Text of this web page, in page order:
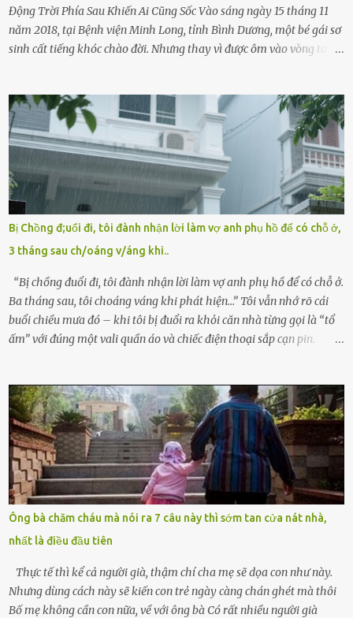
Động Trời Phía Sau Khiến Ai Cũng Sốc Vào sáng ngày 15 tháng 11
năm 2018, tại Bệnh viện Minh Long, tỉnh Bình Dương, một bé gái sơ
sinh cất tiếng khóc chào đời. Nhưng thay vì được ôm vào vòng tay
hảo, địa vị cao sang của ông Trần Quốc Tùng xem như điềm gở. Ông
Tùng, một doanh nhân quyền lực có tiếng ở Bình Dương, cùng vợ là
bà Đỗ Thị Nga, lập tức ra quyết định nhẫn tâm: bỏ lại đứa trẻ. Họ
viện cớ “không đủ khả năng nuôi dưỡng” và ký vào giấy từ chối
quyền giám hộ, yêu cầu bệnh viện xử lý bé như một trường hợp bị
bỏ rơi. Trong khi ấy, con gái ruột của họ – Trần Lệ Mi – vẫn đang
mê man sau sinh, hoàn toàn không hay biết chuyện gì xảy ra.
Thiếu úy Nguyễn Thị Mai, một nữ cảnh sát công tác tại địa phương,
tình cờ chứng kiến giây phút bé bị đưa đi trong lặng lẽ. Nét mặt đỏ
hỏn, bàn tay bé xíu co quắp, ...
Bị Chồng đ;uổi đi, tôi đành nhận lời làm vợ anh phụ hồ để có chỗ ở,
3 tháng sau ch/oáng v/áng khi..
“Bị chồng đuổi đi, tôi đành nhận lời làm vợ anh phụ hồ để có chỗ ở.
Ba tháng sau, tôi choáng váng khi phát hiện…” Tôi vẫn nhớ rõ cái
buổi chiều mưa đó – khi tôi bị đuổi ra khỏi căn nhà từng gọi là “tổ
ấm” với đúng một vali quần áo và chiếc điện thoại sắp cạn pin.
cưới cô để có con. Không phải để nuôi một cái thân bất tài chỉ biết
khóc lóc,” anh ta gằn giọng, đẩy mạnh cánh cửa trước mặt tôi.
Tiếng cánh cửa đóng lại, vang lên như một bản án lạnh lùng. Tôi
đứng chết lặng giữa cơn mưa, không biết đi đâu, về đâu. Bố mẹ tôi
mất sớm. Tôi chẳng có anh chị em. Họ hàng cũng thưa thớt, chẳng
ai thân thiết đến mức có thể mở lòng cho tôi tá túc. Bạn bè? Ai cũng
bận rộn với gia đình riêng của họ. Tôi đã từng đặt cược cả thanh
xuân vào người chồng ấy – và giờ, tôi chỉ còn lại chính mình. Tôi lên
chiếc xe buýt cuối ngày, trốn chạy khỏi thành phố và nỗi đau. Tôi v...
Ông bà chăm cháu mà nói ra 7 câu này thì sớm tan cửa nát nhà,
nhất là điều đầu tiên
Thực tế thì kể cả người già, thậm chí cha mẹ sẽ dọa con như này.
Nhưng dùng cách này sẽ kiến con trẻ ngày càng chán ghét mà thôi
Bố mẹ không cần con nữa, về với ông bà Có rất nhiều người già